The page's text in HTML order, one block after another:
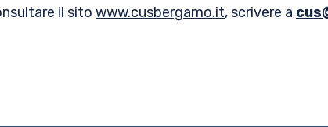
il sito www.cusbergamo.it, scrivere a